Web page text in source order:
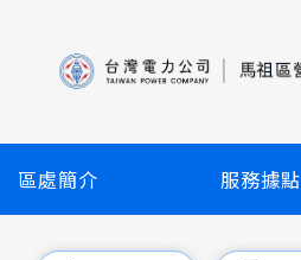
塊
區處簡介 服務據點